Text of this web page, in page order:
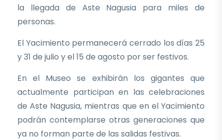
la llegada de Aste Nagusia para miles de
personas.
El Yacimiento permanecerá cerrado los días 25
y 31 de julio y el 15 de agosto por ser festivos.
En el Museo se exhibirán los gigantes que
actualmente participan en las celebraciones
de Aste Nagusia, mientras que en el Yacimiento
podrán contemplarse otras generaciones que
ya no forman parte de las salidas festivas.